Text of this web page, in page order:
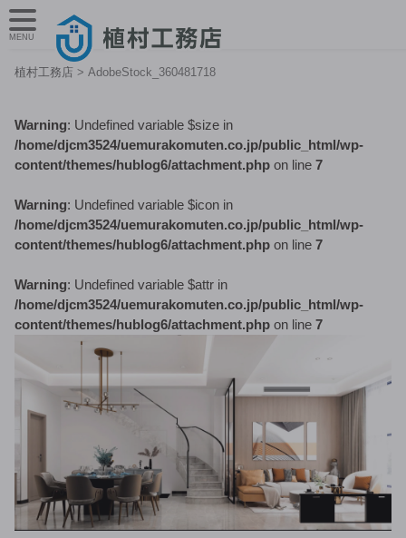
植村工務店 > AdobeStock_360481718
Warning: Undefined variable $size in
/home/djcm3524/uemurakomuten.co.jp/public_html/wp-
content/themes/hublog6/attachment.php on line 7
Warning: Undefined variable $icon in
/home/djcm3524/uemurakomuten.co.jp/public_html/wp-
content/themes/hublog6/attachment.php on line 7
Warning: Undefined variable $attr in
/home/djcm3524/uemurakomuten.co.jp/public_html/wp-
content/themes/hublog6/attachment.php on line 7
MENU